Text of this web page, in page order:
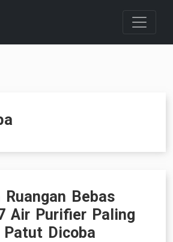
Bebas
Air Purifier Paling
Patut Dicoba